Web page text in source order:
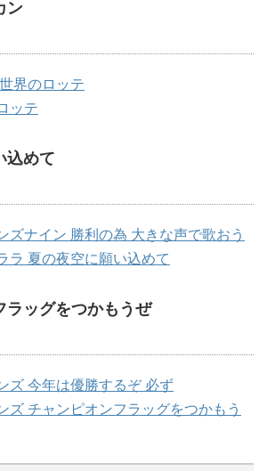
ン
界のロッテ
ッテ
込めて
ズナイン 勝利の為 大きな声で歌おう
ラ 夏の夜空に願い込めて
ラッグをつかもうぜ
ズ 今年は優勝するぞ 必ず
ズ チャンピオンフラッグをつかもう